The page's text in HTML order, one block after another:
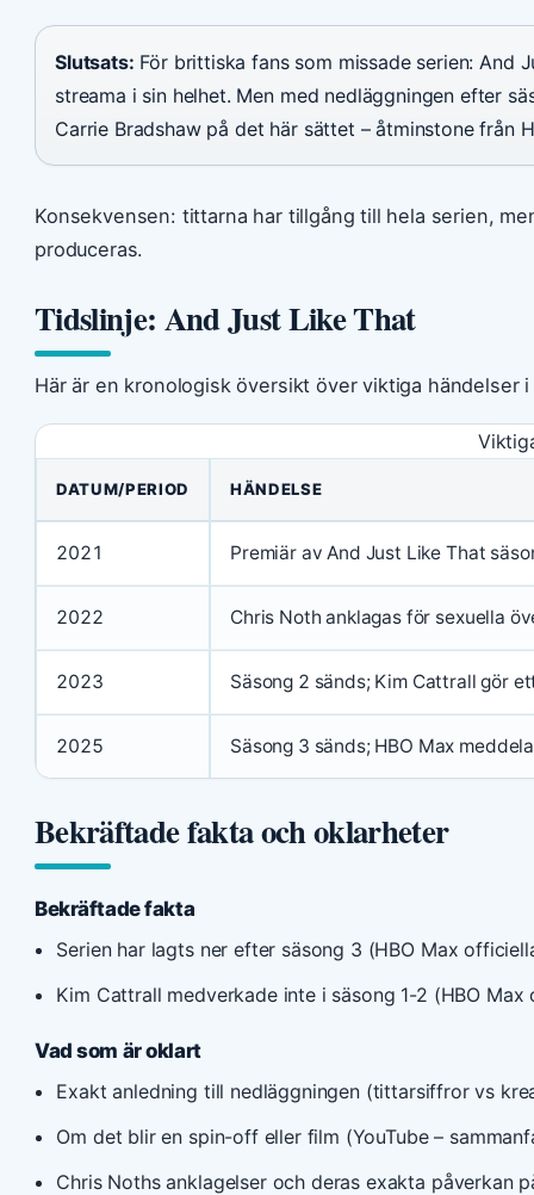
Slutsats: För brittiska fans som missade serien: And
streama i sin helhet. Men med nedläggningen efter
Carrie Bradshaw på det här sättet – åtminstone från
Konsekvensen: tittarna har tillgång till hela serien,
produceras.
Tidslinje: And Just Like That
Här är en kronologisk översikt över viktiga händelser
DATUM/PERIOD HÄNDELSE
2021 Premiär av And Just Like That
2022 Chris Noth anklagas för sexuella
2023 Säsong 2 sänds; Kim Cattrall gör
2025 Säsong 3 sänds; HBO Max
Bekräftade fakta och oklarheter
Bekräftade fakta
Serien har lagts ner efter säsong 3 (HBO Max
Kim Cattrall medverkade inte i säsong 1-2 (HBO
Vad som är oklart
Exakt anledning till nedläggningen (tittarsiffror vs
Om det blir en spin-off eller film (YouTube –
Chris Noths anklagelser och deras exakta påverkan